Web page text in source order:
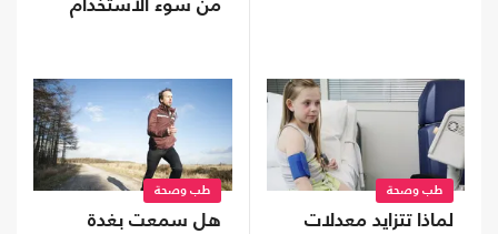
من سوء الاستخدام
طب وصحة
لماذا تتزايد معدلات
طب وصحة
هل سمعت بغدة